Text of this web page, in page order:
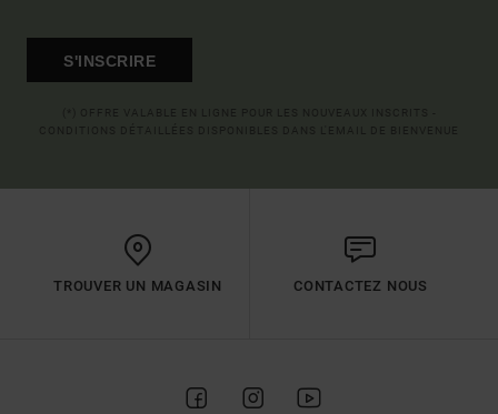
S'INSCRIRE
TROUVER UN MAGASIN CONTACTEZ NOUS